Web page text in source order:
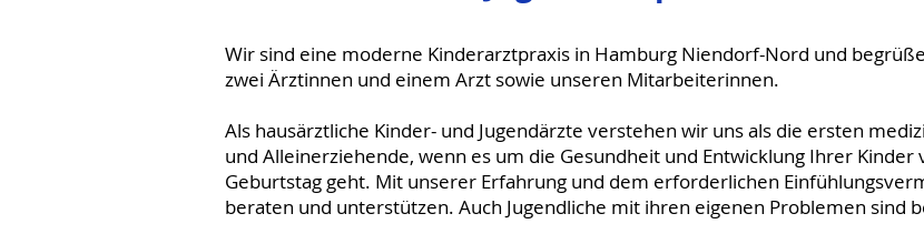
Wir sind eine moderne Kinderarztpraxis in Hamburg Niendorf-Nord und
zwei Ärztinnen und einem Arzt sowie unseren Mitarbeiterinnen.
Als hausärztliche Kinder- und Jugendärzte verstehen wir uns als die ersten
und Alleinerziehende, wenn es um die Gesundheit und Entwicklung Ihrer
Geburtstag geht. Mit unserer Erfahrung und dem erforderlichen
beraten und unterstützen. Auch Jugendliche mit ihren eigenen Problemen sind